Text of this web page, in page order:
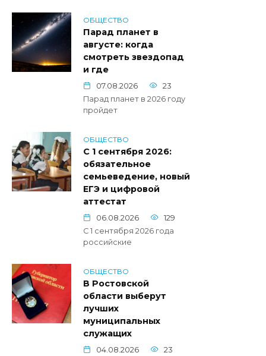
ОБЩЕСТВО
Парад планет в
августе: когда
смотреть звездопад
и где
07.08.2026
23
Парад планет в 2026 году
пройдет
ОБЩЕСТВО
С 1 сентября 2026:
обязательное
семьеведение, новый
ЕГЭ и цифровой
аттестат
06.08.2026
129
С 1 сентября 2026 года
российские
ОБЩЕСТВО
В Ростовской
области выберут
лучших
муниципальных
служащих
04.08.2026
23